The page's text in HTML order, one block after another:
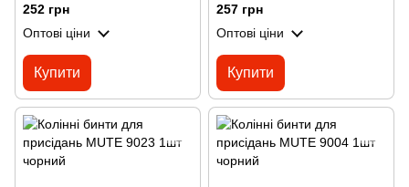
252 грн
Оптові ціни
Купити
257 грн
Оптові ціни
Купити